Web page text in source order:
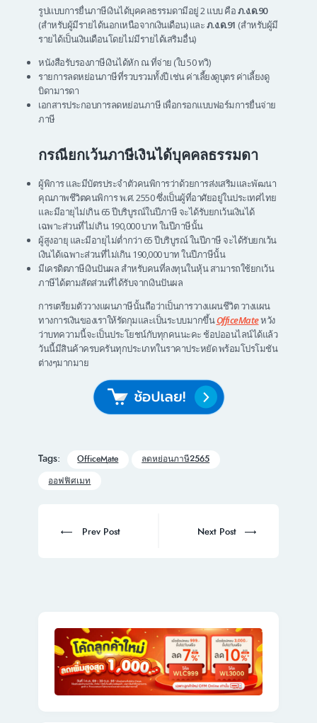
รูปแบบการยื่นภาษีเงินได้บุคคลธรรมดามีอยู่ 2 แบบ คือภ.ง.ด.90
(สำหรับผู้มีรายได้นอกเหนือจากเงินเดือน) และภ.ง.ด.91 (สำหรับผู้มี
รายได้เป็นเงินเดือนโดยไม่มีรายได้เสริมอื่น)
หนังสือรับรองภาษีเงินได้หัก ณ ที่จ่าย (ใบ 50 ทวิ)
รายการลดหย่อนภาษีที่รวบรวมทั้งปี เช่น ค่าเลี้ยงดูบุตร ค่าเลี้ยงดู
บิดามารดา
เอกสารประกอบการลดหย่อนภาษี เพื่อกรอกแบบฟอร์มการยื่นจ่าย
ภาษี
กรณียกเว้นภาษีเงินได้บุคคลธรรมดา
ผู้พิการ และมีบัตรประจำตัวคนพิการว่าด้วยการส่งเสริมและพัฒนา
คุณภาพชีวิตคนพิการ พ.ศ. 2550 ซึ่งเป็นผู้ที่อาศัยอยู่ในประเทศไทย
และมีอายุไม่เกิน 65 ปีบริบูรณ์ในปีภาษี จะได้รับยกเว้นเงินได้
เฉพาะส่วนที่ไม่เกิน 190,000 บาท ในปีภาษีนั้น
ผู้สูงอายุ และมีอายุไม่ต่ำกว่า 65 ปีบริบูรณ์ ในปีภาษี จะได้รับยกเว้น
เงินได้เฉพาะส่วนที่ไม่เกิน 190,000 บาท ในปีภาษีนั้น
มีเครดิตภาษีเงินปันผล สำหรับคนที่ลงทุนในหุ้น สามารถใช้ยกเว้น
ภาษีได้ตามสัดส่วนที่ได้รับจากเงินปันผล
การเตรียมตัววางแผนภาษีนั้นถือว่าเป็นการวางแผนชีวิต วางแผน
ทางการเงินของเราให้รัดกุมและเป็นระบบมากขึ้นOfficeMateหวัง
ว่าบทความนี้จะเป็นประโยชน์กับทุกคนนะคะ ช้อปออนไลน์ได้แล้ว
วันนี้มีสินค้าครบครันทุกประเภทในราคาประหยัด พร้อมโปรโมชัน
ต่างๆมากมาย
Tags: OfficeMate
ลดหย่อนภาษี2565
ออฟฟิศเมท
navigation
Prev
Prev Post
Next
Next Post